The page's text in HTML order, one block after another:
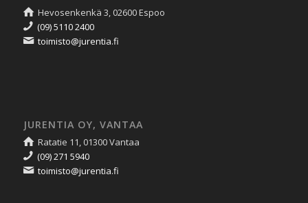
Hevosenkenkä 3, 02600 Espoo
(09) 5110 2400
toimisto@jurentia.fi
JURENTIA OY, VANTAA
Ratatie 11, 01300 Vantaa
(09) 271 5940
toimisto@jurentia.fi